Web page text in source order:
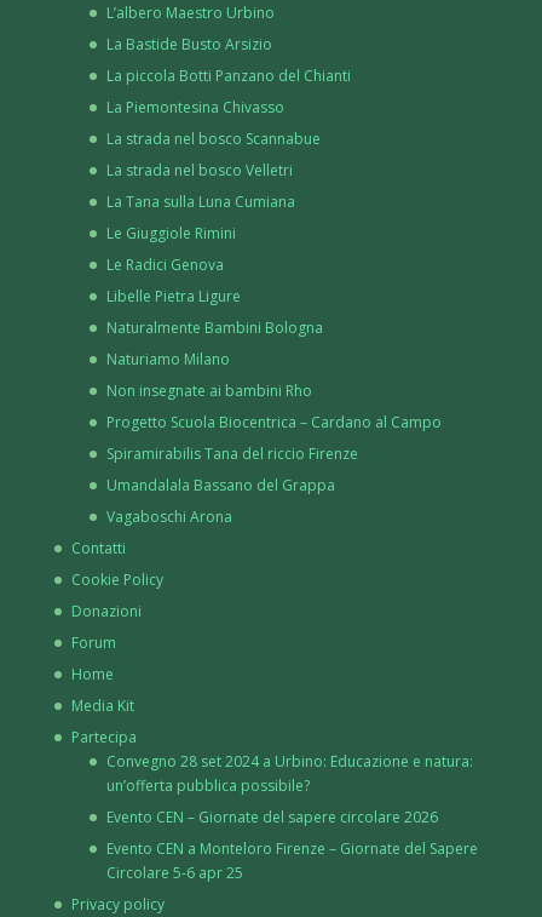
L’albero Maestro Urbino
La Bastide Busto Arsizio
La piccola Botti Panzano del Chianti
La Piemontesina Chivasso
La strada nel bosco Scannabue
La strada nel bosco Velletri
La Tana sulla Luna Cumiana
Le Giuggiole Rimini
Le Radici Genova
Libelle Pietra Ligure
Naturalmente Bambini Bologna
Naturiamo Milano
Non insegnate ai bambini Rho
Progetto Scuola Biocentrica – Cardano al Campo
Spiramirabilis Tana del riccio Firenze
Umandalala Bassano del Grappa
Vagaboschi Arona
Contatti
Cookie Policy
Donazioni
Forum
Home
Media Kit
Partecipa
Convegno 28 set 2024 a Urbino: Educazione e natura:
un’offerta pubblica possibile?
Evento CEN – Giornate del sapere circolare 2026
Evento CEN a Monteloro Firenze – Giornate del Sapere
Circolare 5-6 apr 25
Privacy policy